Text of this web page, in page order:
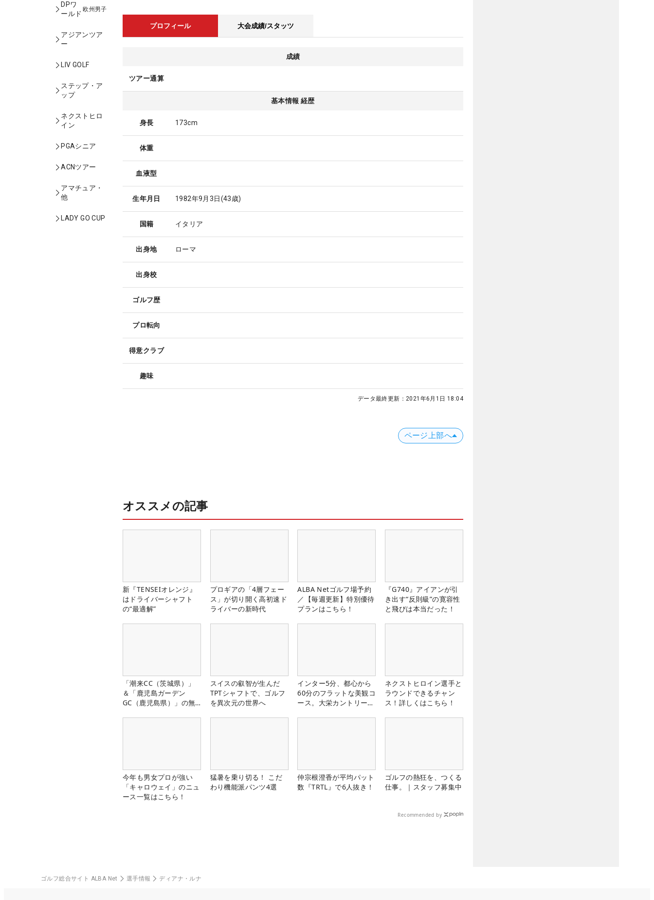
DPワ
ールド
欧州男子
アジアンツア
ー
LIV GOLF
ステップ・ア
ップ
ネクストヒロ
イン
PGAシニア
ACNツアー
アマチュア・
他
LADY GO CUP
プロフィール 大会成績/スタッツ
成績
ツアー通算
基本情報 経歴
身長 173cm
体重
血液型
生年月日 1982年9月3日(43歳)
国籍 イタリア
出身地 ローマ
出身校
ゴルフ歴
プロ転向
得意クラブ
趣味
データ最終更新： 2021年6月1日 18:04
ページ上部へ
オススメの記事
新『TENSEIオレンジ』
はドライバーシャフト
の“最適解”
プロギアの「4層フェー
ス」が切り開く高初速ド
ライバーの新時代
ALBA Netゴルフ場予約
／【毎週更新】特別優待
プランはこちら！
『G740』アイアンが引
き出す“反則級”の寛容性
と飛びは本当だった！
「潮来CC（茨城県）」
＆「鹿児島ガーデン
GC（鹿児島県）」の無
スイスの叡智が生んだ
TPTシャフトで、ゴルフ
を異次元の世界へ
インター5分、都心から
60分のフラットな美観コ
ース。大栄カントリー俱
ネクストヒロイン選手と
ラウンドできるチャン
ス！詳しくはこちら！
今年も男女プロが強い
「キャロウェイ」のニュ
ース一覧はこちら！
猛暑を乗り切る！ こだ
わり機能派パンツ4選
仲宗根澄香が平均パット
数『TRTL』で6人抜き！
ゴルフの熱狂を、つくる
仕事。｜スタッフ募集中
Recommended by
ゴルフ総合サイト ALBA Net 選手情報 ディアナ・ルナ